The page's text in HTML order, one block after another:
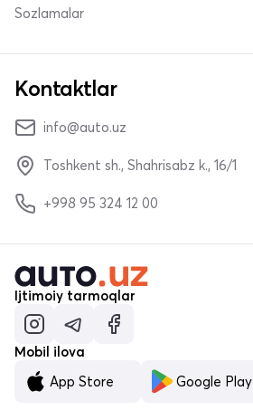
Sozlamalar
Kontaktlar
info@auto.uz
Toshkent sh., Shahrisabz k., 16/1
+998 95 324 12 00
Ijtimoiy tarmoqlar
Mobil ilova
App Store
Google Play